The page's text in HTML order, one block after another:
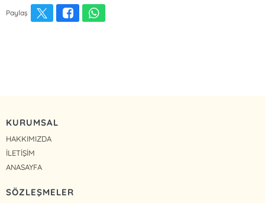
Paylaş
KURUMSAL
HAKKIMIZDA
İLETİŞİM
ANASAYFA
SÖZLEŞMELER